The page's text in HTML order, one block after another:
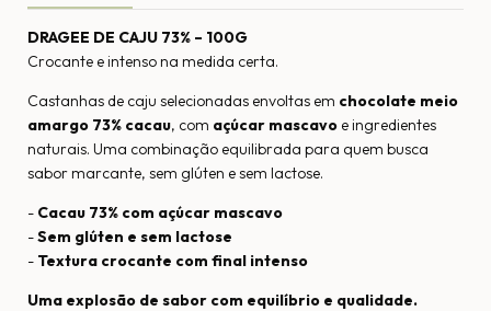
DRAGEE DE CAJU 73% – 100G
Crocante e intenso na medida certa.
Castanhas de caju selecionadas envoltas em chocolate meio
amargo 73% cacau, com açúcar mascavo e ingredientes
naturais. Uma combinação equilibrada para quem busca
sabor marcante, sem glúten e sem lactose.
- Cacau 73% com açúcar mascavo
-Sem glúten e sem lactose
- Textura crocante com final intenso
Uma explosão de sabor com equilíbrio e qualidade.